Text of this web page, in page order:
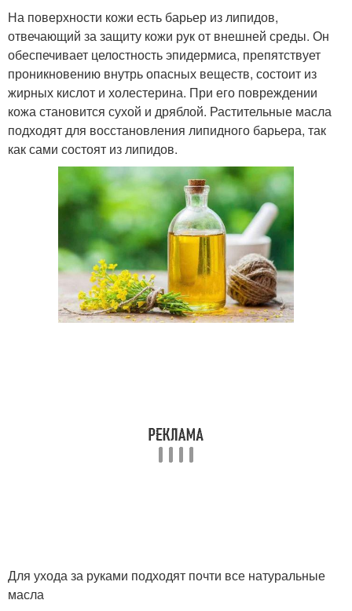
На поверхности кожи есть барьер из липидов,
отвечающий за защиту кожи рук от внешней среды. Он
обеспечивает целостность эпидермиса, препятствует
проникновению внутрь опасных веществ, состоит из
жирных кислот и холестерина. При его повреждении
кожа становится сухой и дряблой. Растительные масла
подходят для восстановления липидного барьера, так
как сами состоят из липидов.
Для ухода за руками подходят почти все натуральные
масла